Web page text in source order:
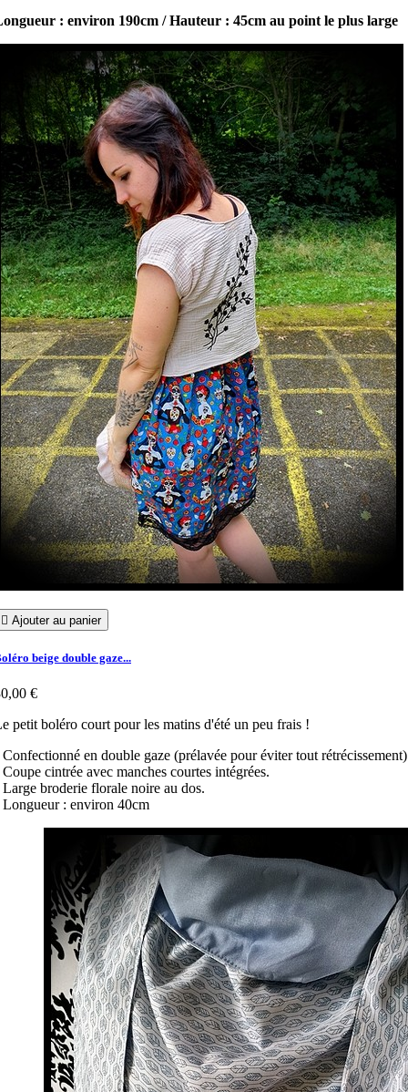
: environ 190cm / Hauteur : 45cm au point le plus large
 Ajouter au panier
beige double gaze...
€
petit boléro court pour les matins d'été un peu frais !
Confectionné en double gaze (prélavée pour éviter tout rétrécissement)
Coupe cintrée avec manches courtes intégrées.
Large broderie florale noire au dos.
Longueur : environ 40cm